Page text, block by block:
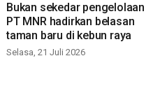
Bukan sekedar pengelolaan
PT MNR hadirkan belasan
taman baru di kebun raya
Selasa, 21 Juli 2026